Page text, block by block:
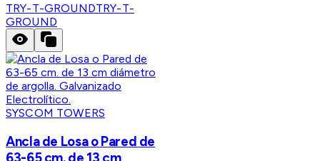
TRY-T-GROUNDTRY-T-
GROUND
SYSCOM TOWERS
Ancla de Losa o Pared de
63-65 cm. de 13 cm